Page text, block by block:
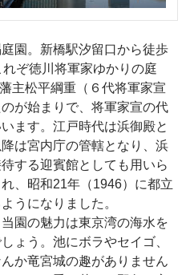
園。新橋駅汐留口から徒歩
ぞ徳川将軍家ゆかりの庭
主松平綱重（６代将軍家宣
が始まりで、将軍家宣の代
ます。江戸時代は浜御殿と
は宮内庁の管轄となり、浜
する迎賓館としても用いら
、昭和21年（1946）に都立
うになりました。
園の魅力は東京湾の海水を
ょう。池にボラやセイゴ、
か竜宮城の趣がありません